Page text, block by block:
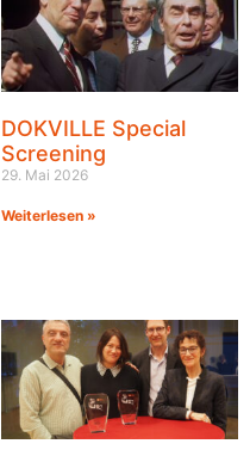
DOKVILLE Special
Screening
29. Mai 2026
Weiterlesen »